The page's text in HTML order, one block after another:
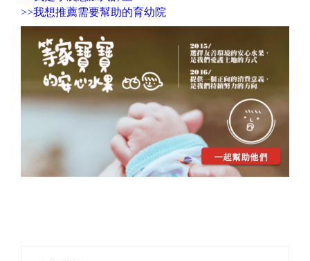
>>我想推薦需要幫助的育幼院